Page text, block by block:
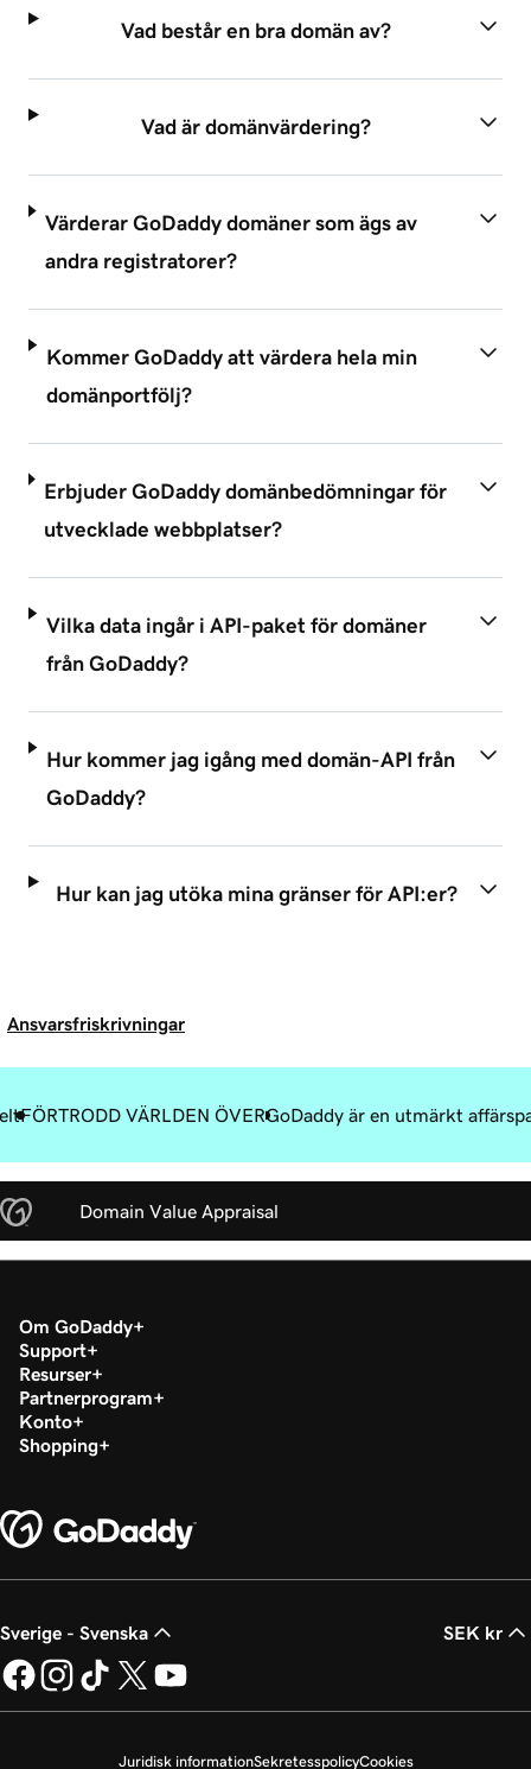
Vad består en bra domän av?
Vad är domänvärdering?
Värderar GoDaddy domäner som ägs av
andra registratorer?
Kommer GoDaddy att värdera hela min
domänportfölj?
Erbjuder GoDaddy domänbedömningar för
utvecklade webbplatser?
Vilka data ingår i API-paket för domäner
från GoDaddy?
Hur kommer jag igång med domän-API från
GoDaddy?
Hur kan jag utöka mina gränser för API:er?
Ansvarsfriskrivningar
FÖRTRODD VÄRLDEN ÖVERGoDaddy är en utmärkt
Domain Value Appraisal
Om GoDaddy
Support
Resurser
Partnerprogram
Konto
Shopping
Sverige - Svenska SEK kr
Juridisk informationSekretesspolicyCookies